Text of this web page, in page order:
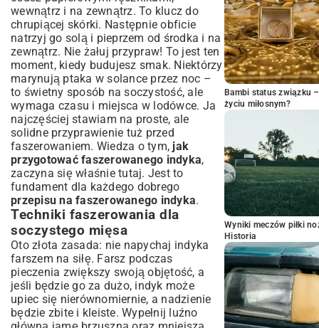
wewnątrz i na zewnątrz. To klucz do
chrupiącej skórki. Następnie obficie
natrzyj go solą i pieprzem od środka i na
zewnątrz. Nie żałuj przypraw! To jest ten
moment, kiedy budujesz smak. Niektórzy
marynują ptaka w solance przez noc –
to świetny sposób na soczystość, ale
wymaga czasu i miejsca w lodówce. Ja
najczęściej stawiam na proste, ale
solidne przyprawienie tuż przed
faszerowaniem. Wiedza o tym, jak
przygotować faszerowanego indyka,
zaczyna się właśnie tutaj. Jest to
fundament dla każdego dobrego
przepisu na faszerowanego indyka.
Techniki faszerowania dla
soczystego mięsa
Oto złota zasada: nie napychaj indyka
farszem na siłę. Farsz podczas
pieczenia zwiększy swoją objętość, a
jeśli będzie go za dużo, indyk może
upiec się nierównomiernie, a nadzienie
będzie zbite i kleiste. Wypełnij luźno
Bambi status związku
życiu miłosnym?
Wyniki meczów piłki
Historia